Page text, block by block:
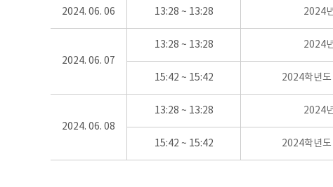
2024. 06. 06 13:28 ~ 13:28 2024
2024. 06. 07
13:28 ~ 13:28 2024
15:42 ~ 15:42 2024학년도
2024. 06. 08
13:28 ~ 13:28 2024
15:42 ~ 15:42 2024학년도